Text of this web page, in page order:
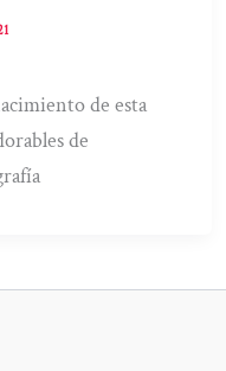
de esta
de